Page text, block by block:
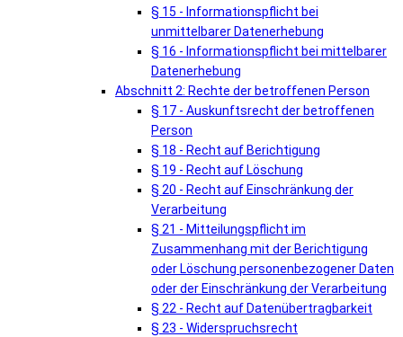
§ 15 - Informationspflicht bei
unmittelbarer Datenerhebung
§ 16 - Informationspflicht bei mittelbarer
Datenerhebung
Abschnitt 2: Rechte der betroffenen Person
§ 17 - Auskunftsrecht der betroffenen
Person
§ 18 - Recht auf Berichtigung
§ 19 - Recht auf Löschung
§ 20 - Recht auf Einschränkung der
Verarbeitung
§ 21 - Mitteilungspflicht im
Zusammenhang mit der Berichtigung
oder Löschung personenbezogener Daten
oder der Einschränkung der Verarbeitung
§ 22 - Recht auf Datenübertragbarkeit
§ 23 - Widerspruchsrecht